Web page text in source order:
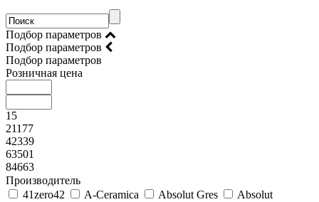
Подбор параметров
Подбор параметров
Подбор параметров
Розничная цена
15
21177
42339
63501
84663
Производитель
41zero42
A-Ceramica Absolut Gres
Absolut